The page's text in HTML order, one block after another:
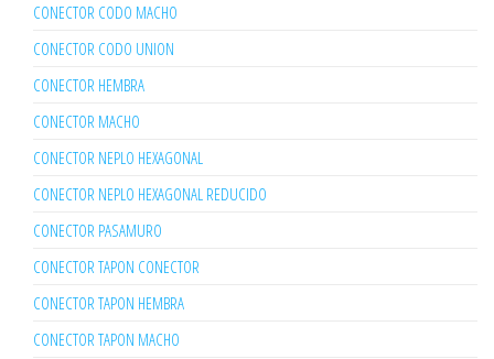
CONECTOR CODO MACHO
CONECTOR CODO UNION
CONECTOR HEMBRA
CONECTOR MACHO
CONECTOR NEPLO HEXAGONAL
CONECTOR NEPLO HEXAGONAL REDUCIDO
CONECTOR PASAMURO
CONECTOR TAPON CONECTOR
CONECTOR TAPON HEMBRA
CONECTOR TAPON MACHO